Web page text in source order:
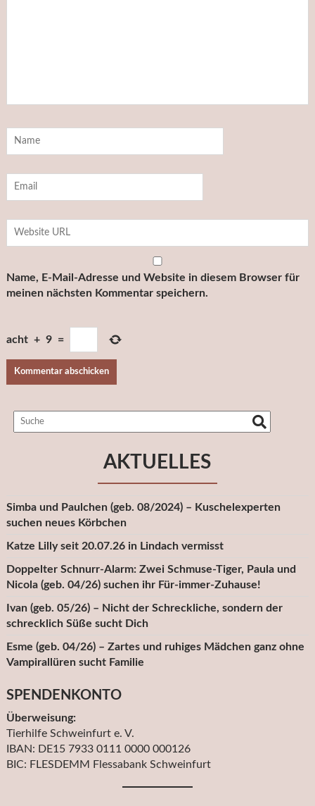
Name, E-Mail-Adresse und Website in diesem Browser für
meinen nächsten Kommentar speichern.
acht + 9 =
AKTUELLES
Simba und Paulchen (geb. 08/2024) – Kuschelexperten
suchen neues Körbchen
Katze Lilly seit 20.07.26 in Lindach vermisst
Doppelter Schnurr-Alarm: Zwei Schmuse-Tiger, Paula und
Nicola (geb. 04/26) suchen ihr Für-immer-Zuhause!
Ivan (geb. 05/26) – Nicht der Schreckliche, sondern der
schrecklich Süße sucht Dich
Esme (geb. 04/26) – Zartes und ruhiges Mädchen ganz ohne
Vampirallüren sucht Familie
SPENDENKONTO
Überweisung:
Tierhilfe Schweinfurt e. V.
IBAN: DE15 7933 0111 0000 000126
BIC: FLESDEMM Flessabank Schweinfurt